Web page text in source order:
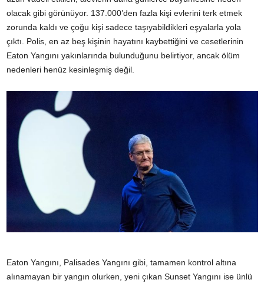
olacak gibi görünüyor. 137.000’den fazla kişi evlerini terk etmek
zorunda kaldı ve çoğu kişi sadece taşıyabildikleri eşyalarla yola
çıktı. Polis, en az beş kişinin hayatını kaybettiğini ve cesetlerinin
Eaton Yangını yakınlarında bulunduğunu belirtiyor, ancak ölüm
nedenleri henüz kesinleşmiş değil.
Eaton Yangını, Palisades Yangını gibi, tamamen kontrol altına
alınamayan bir yangın olurken, yeni çıkan Sunset Yangını ise ünlü